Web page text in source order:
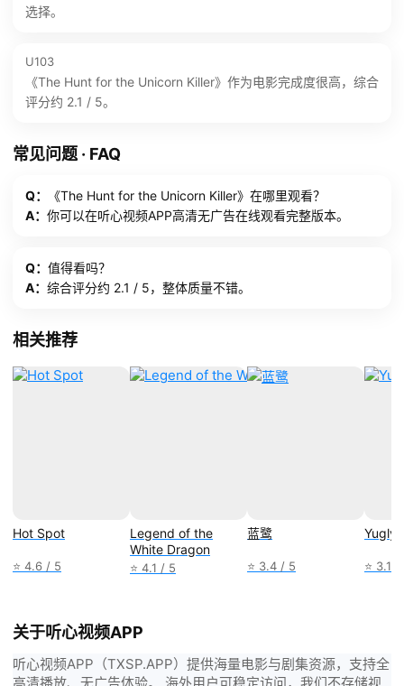
选择。
U103
《The Hunt for the Unicorn Killer》作为电影完成度很高，综合
评分约 2.1 / 5。
常见问题 · FAQ
Q：
《The Hunt for the Unicorn Killer》在哪里观看？
A： 你可以在听心视频APP高清无广告在线观看完整版本。
Q： 值得看吗？
A： 综合评分约 2.1 / 5，整体质量不错。
相关推荐
Hot Spot
⭐ 4.6 / 5
Legend of the
White Dragon
⭐ 4.1 / 5
蓝鹭
⭐ 3.4 / 5
Yugly
⭐ 3.1 /
关于听心视频APP
听心视频APP（TXSP.APP）提供海量电影与剧集资源，支持全